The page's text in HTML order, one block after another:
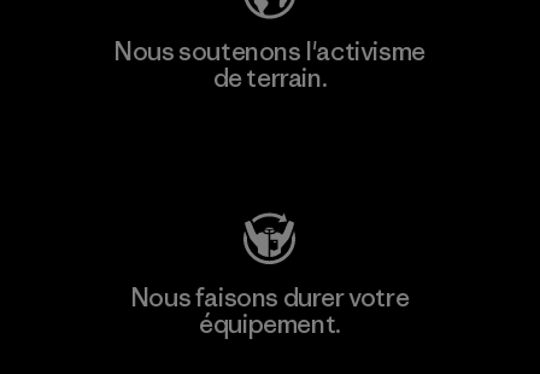
Nous soutenons l'activisme
de terrain.
Nous faisons durer votre
équipement.